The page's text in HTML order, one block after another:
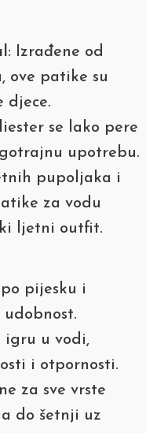
: Izrađene od
ove patike su
djece.
se lako pere
upotrebu.
pupoljaka i
za vodu
ljetni outfit.
pijesku i
igru u vodi,
i otpornosti.
za sve vrste
do šetnji uz